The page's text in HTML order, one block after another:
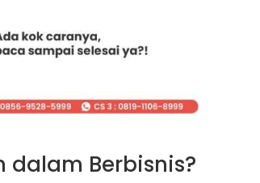
dalam Berbisnis?